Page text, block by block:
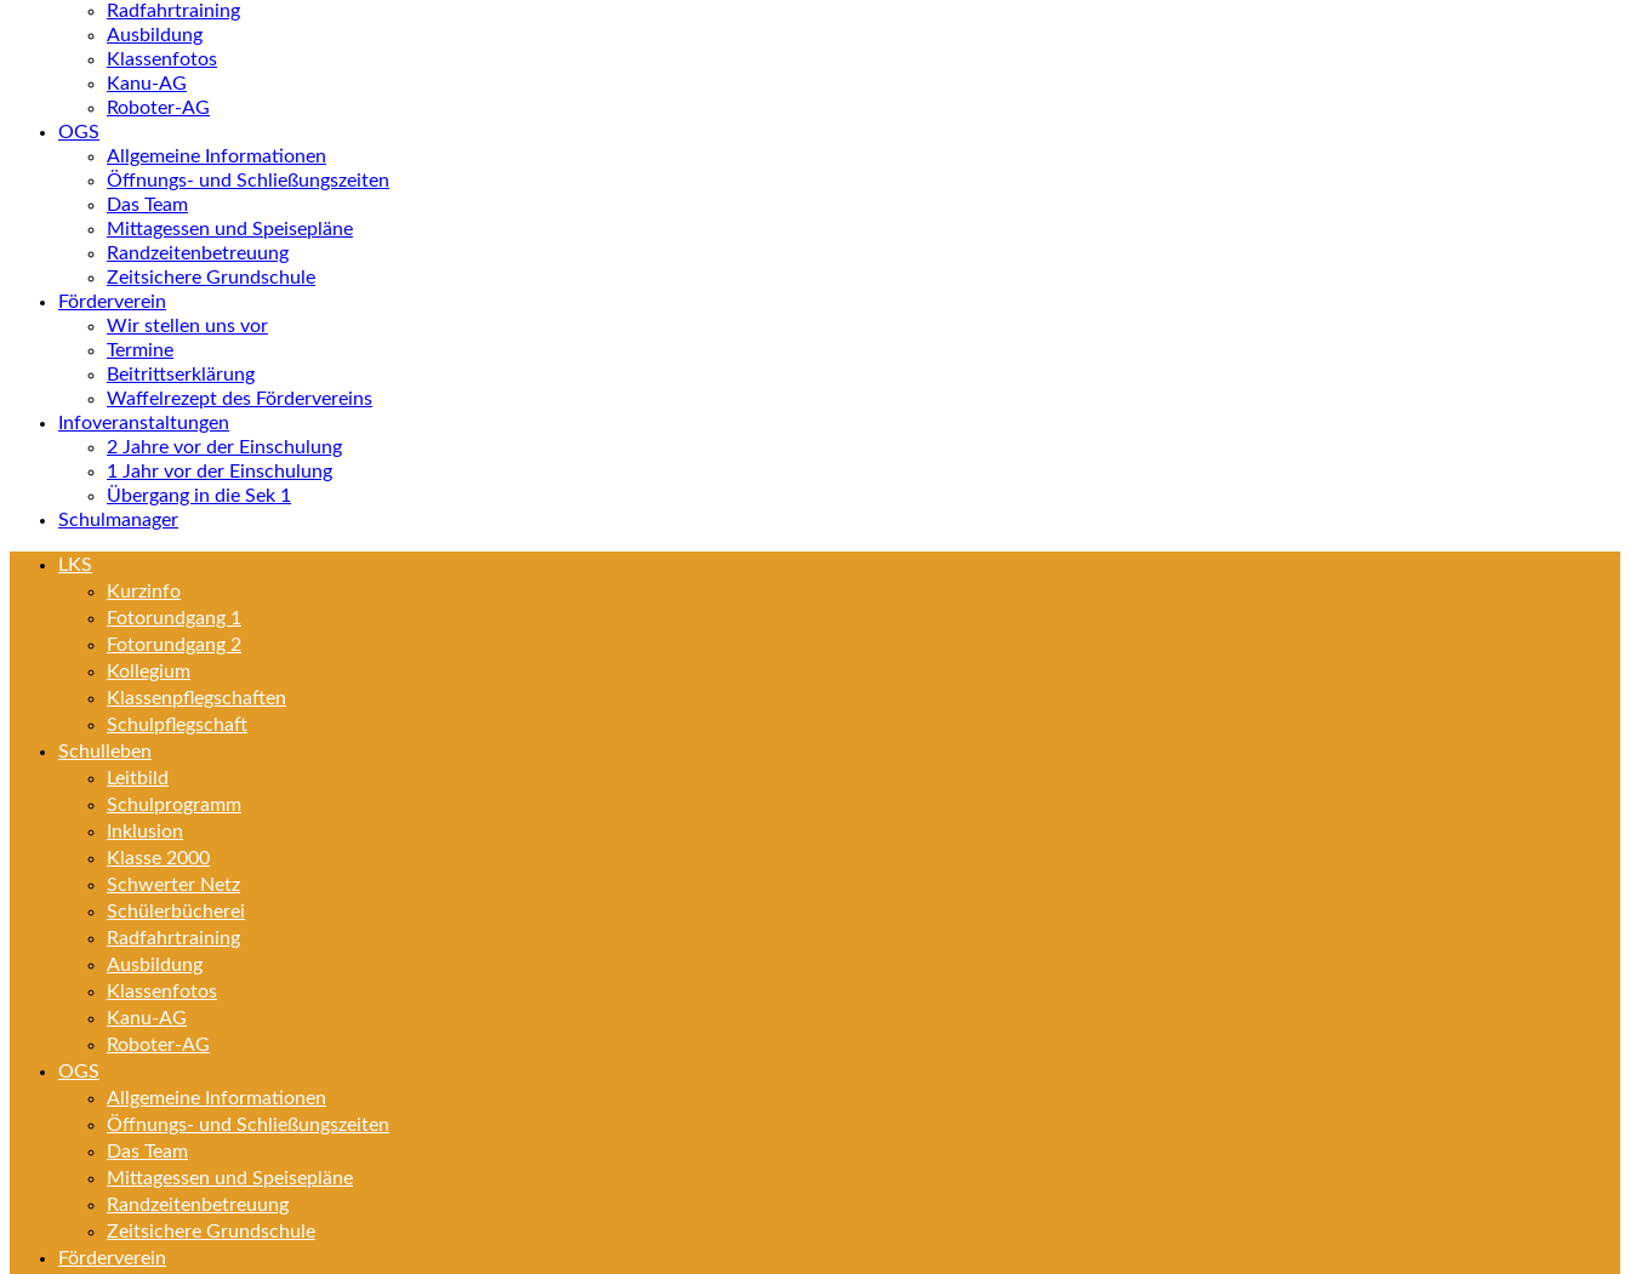
Radfahrtraining
Ausbildung
Klassenfotos
Kanu-AG
Roboter-AG
OGS
Allgemeine Informationen
Öffnungs- und Schließungszeiten
Das Team
Mittagessen und Speisepläne
Randzeitenbetreuung
Zeitsichere Grundschule
Förderverein
Wir stellen uns vor
Termine
Beitrittserklärung
Waffelrezept des Fördervereins
Infoveranstaltungen
2 Jahre vor der Einschulung
1 Jahr vor der Einschulung
Übergang in die Sek 1
Schulmanager
LKS
Kurzinfo
Fotorundgang 1
Fotorundgang 2
Kollegium
Klassenpflegschaften
Schulpflegschaft
Schulleben
Leitbild
Schulprogramm
Inklusion
Klasse 2000
Schwerter Netz
Schülerbücherei
Radfahrtraining
Ausbildung
Klassenfotos
Kanu-AG
Roboter-AG
OGS
Allgemeine Informationen
Öffnungs- und Schließungszeiten
Das Team
Mittagessen und Speisepläne
Randzeitenbetreuung
Zeitsichere Grundschule
Förderverein